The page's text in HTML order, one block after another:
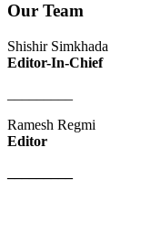
Our Team
Shishir Simkhada
Editor-In-Chief
Ramesh Regmi
Editor